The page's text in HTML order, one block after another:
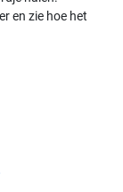
en zie hoe het